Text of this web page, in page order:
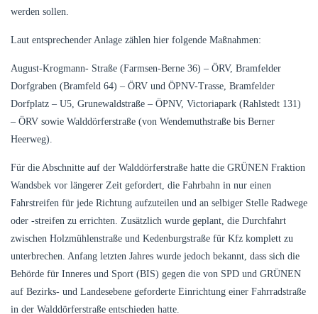
werden sollen.
Laut entsprechender Anlage zählen hier folgende Maßnahmen:
August-Krogmann- Straße (Farmsen-Berne 36) – ÖRV, Bramfelder
Dorfgraben (Bramfeld 64) – ÖRV und ÖPNV-Trasse, Bramfelder
Dorfplatz – U5, Grunewaldstraße – ÖPNV, Victoriapark (Rahlstedt 131)
– ÖRV sowie Walddörferstraße (von Wendemuthstraße bis Berner
Heerweg).
Für die Abschnitte auf der Walddörferstraße hatte die GRÜNEN Fraktion
Wandsbek vor längerer Zeit gefordert, die Fahrbahn in nur einen
Fahrstreifen für jede Richtung aufzuteilen und an selbiger Stelle Radwege
oder -streifen zu errichten. Zusätzlich wurde geplant, die Durchfahrt
zwischen Holzmühlenstraße und Kedenburgstraße für Kfz komplett zu
unterbrechen. Anfang letzten Jahres wurde jedoch bekannt, dass sich die
Behörde für Inneres und Sport (BIS) gegen die von SPD und GRÜNEN
auf Bezirks- und Landesebene geforderte Einrichtung einer Fahrradstraße
in der Walddörferstraße entschieden hatte.